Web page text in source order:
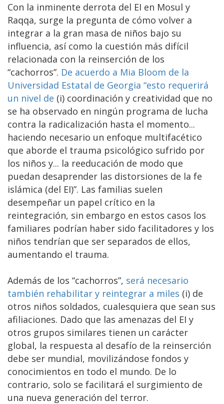
Con la inminente derrota del EI en Mosul y
Raqqa, surge la pregunta de cómo volver a
integrar a la gran masa de niños bajo su
influencia, así como la cuestión más difícil
relacionada con la reinserción de los
“cachorros”. De acuerdo a Mia Bloom de la
Universidad Estatal de Georgia “esto requerirá
un nivel de (i) coordinación y creatividad que no
se ha observado en ningún programa de lucha
contra la radicalización hasta el momento...
haciendo necesario un enfoque multifacético
que aborde el trauma psicológico sufrido por
los niños y... la reeducación de modo que
puedan desaprender las distorsiones de la fe
islámica (del EI)”. Las familias suelen
desempeñar un papel crítico en la
reintegración, sin embargo en estos casos los
familiares podrían haber sido facilitadores y los
niños tendrían que ser separados de ellos,
aumentando el trauma.
Además de los “cachorros”, será necesario
también rehabilitar y reintegrar a miles (i) de
otros niños soldados, cualesquiera que sean sus
afiliaciones. Dado que las amenazas del EI y
otros grupos similares tienen un carácter
global, la respuesta al desafío de la reinserción
debe ser mundial, movilizándose fondos y
conocimientos en todo el mundo. De lo
contrario, solo se facilitará el surgimiento de
una nueva generación del terror.